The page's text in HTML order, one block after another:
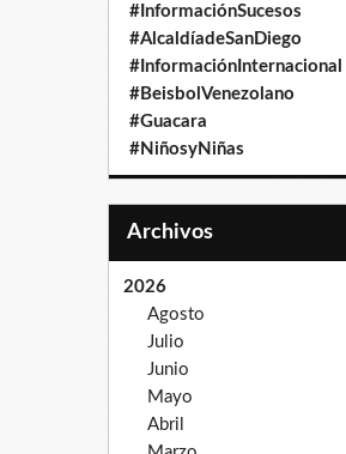
#InformaciónSucesos
#AlcaldíadeSanDiego
#InformaciónInternacional
#BeisbolVenezolano
#Guacara
#NiñosyNiñas
Archivos
2026
Agosto
Julio
Junio
Mayo
Abril